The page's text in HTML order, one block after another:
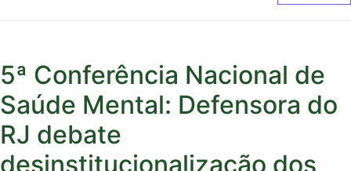
5ª Conferência Nacional de
Saúde Mental: Defensora do
RJ debate
desinstitucionalização dos